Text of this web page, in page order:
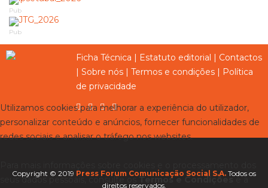
Pub
Pub
Ficha Técnica | Estatuto editorial | Contactos
| Sobre nós | Termos e condições | Política
de privacidade
Copyright © 2019 Press Forum Comunicação Social S.A. Todos os
direitos reservados.
Utilizamos cookies para melhorar a experiência do utilizador,
personalizar conteúdo e anúncios, fornecer funcionalidades de
redes sociais e analisar o tráfego nos websites.
seus dados pessoais, consulte osTermos e Condiçõese a